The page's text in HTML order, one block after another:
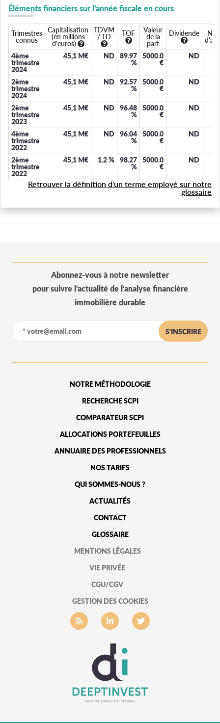
Éléments financiers sur l'année fiscale en cours
Trimestres
connus
Capitalisation
(en millions
d'euros)
TDVM
/ TD
TOF
Valeur
de la
part
Dividende
4ème
trimestre
2024
45,1 M€ ND
89.97
%
5000.0
€
ND
2ème
trimestre
2024
45,1 M€ ND
92.57
%
5000.0
€
ND
2ème
trimestre
2023
45,1 M€ ND
96.48
%
5000.0
€
ND
4ème
trimestre
2022
45,1 M€ ND
96.04
%
5000.0
€
ND
2ème
trimestre
2022
45,1 M€ 1.2%
98.27
%
5000.0
€
ND
Retrouver la définition d'un terme employé sur notre
glossaire
Abonnez-vous à notre newsletter
pour suivre l'actualité de l'analyse financière
immobilière durable
S'INSCRIRE
NOTRE MÉTHODOLOGIE
RECHERCHE SCPI
COMPARATEUR SCPI
ALLOCATIONS PORTEFEUILLES
ANNUAIRE DES PROFESSIONNELS
NOS TARIFS
QUI SOMMES-NOUS ?
ACTUALITÉS
CONTACT
GLOSSAIRE
MENTIONS LÉGALES
VIE PRIVÉE
CGU/CGV
GESTION DES COOKIES